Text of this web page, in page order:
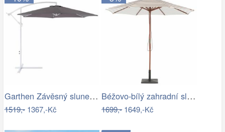
Garthen Závěsný slunečník s kličkou - 3…
1519,-1367,-Kč
Béžovo-bílý zahradní slunečník ⌀260 cm…
1699,-1649,-Kč